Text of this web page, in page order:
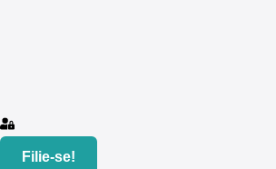
Filie-se!